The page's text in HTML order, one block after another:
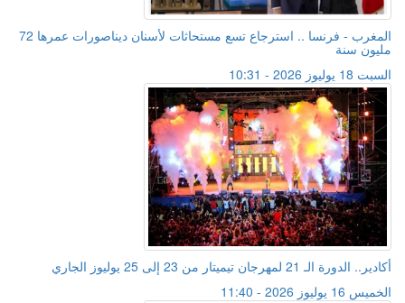
المغرب - فرنسا .. استرجاع تسع مستحاثات لأسنان ديناصورات عمرها 72
مليون سنة
السبت 18 يوليوز 2026 - 10:31
أكادير.. الدورة الـ 21 لمهرجان تيميتار من 23 إلى 25 يوليوز الجاري
الخميس 16 يوليوز 2026 - 11:40